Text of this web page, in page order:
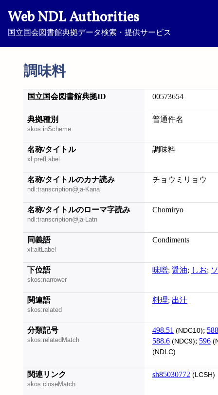
Web NDL Authorities
国立国会図書館典拠データ検索・提供サービス
調味料
国立国会図書館典拠ID 00573654
典拠種別
skos:inScheme
普通件名
名称/タイトル
xl:prefLabel
調味料
名称/タイトルのカナ読み
ndl:transcription@ja-Kana
チョウミリョウ
名称/タイトルのローマ字読み
ndl:transcription@ja-Latn
Chomiryo
同義語
xl:altLabel
Condiments
下位語
skos:narrower
味噌; 醤油; しお;
関連語
skos:related
料理; 出汁
分類記号
skos:relatedMatch
498.51 (NDC10);
588.6 (NDC9); 596
(NDLC)
関連リンク
skos:closeMatch
sh85030772 (LCSH)